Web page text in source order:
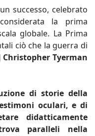
successo, celebrato
la prima
globale. La Prima
ciò che la guerra di
Christopher Tyerman
di storie della
oculari, e di
didatticamente
paralleli nella